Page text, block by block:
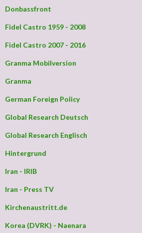
Donbassfront
Fidel Castro 1959 - 2008
Fidel Castro 2007 - 2016
Granma Mobilversion
Granma
German Foreign Policy
Global Research Deutsch
Global Research Englisch
Hintergrund
Iran - IRIB
Iran - Press TV
Kirchenaustritt.de
Korea (DVRK) - Naenara